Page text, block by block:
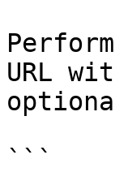
URL
```